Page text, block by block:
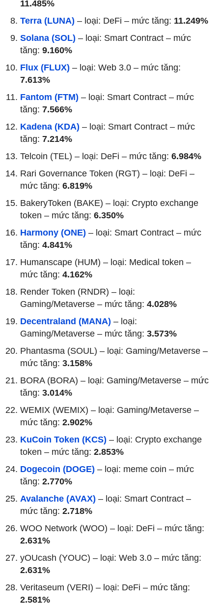
11.485%
Terra (LUNA) – loại: DeFi – mức tăng: 11.249%
Solana (SOL) – loại: Smart Contract – mức
tăng: 9.160%
Flux (FLUX) – loại: Web 3.0 – mức tăng:
7.613%
Fantom (FTM) – loại: Smart Contract – mức
tăng: 7.566%
Kadena (KDA) – loại: Smart Contract – mức
tăng: 7.214%
Telcoin (TEL) – loại: DeFi – mức tăng: 6.984%
Rari Governance Token (RGT) – loại: DeFi –
mức tăng: 6.819%
BakeryToken (BAKE) – loại: Crypto exchange
token – mức tăng: 6.350%
Harmony (ONE) – loại: Smart Contract – mức
tăng: 4.841%
Humanscape (HUM) – loại: Medical token –
mức tăng: 4.162%
Render Token (RNDR) – loại:
Gaming/Metaverse – mức tăng: 4.028%
Decentraland (MANA) – loại:
Gaming/Metaverse – mức tăng: 3.573%
Phantasma (SOUL) – loại: Gaming/Metaverse –
mức tăng: 3.158%
BORA (BORA) – loại: Gaming/Metaverse – mức
tăng: 3.014%
WEMIX (WEMIX) – loại: Gaming/Metaverse –
mức tăng: 2.902%
KuCoin Token (KCS) – loại: Crypto exchange
token – mức tăng: 2.853%
Dogecoin (DOGE) – loại: meme coin – mức
tăng: 2.770%
Avalanche (AVAX) – loại: Smart Contract –
mức tăng: 2.718%
WOO Network (WOO) – loại: DeFi – mức tăng:
2.631%
yOUcash (YOUC) – loại: Web 3.0 – mức tăng:
2.631%
Veritaseum (VERI) – loại: DeFi – mức tăng:
2.581%